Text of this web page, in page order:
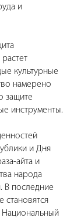
и
культурные
намерено
защите
инструменты.
и Дня
айта и
народа
В последние